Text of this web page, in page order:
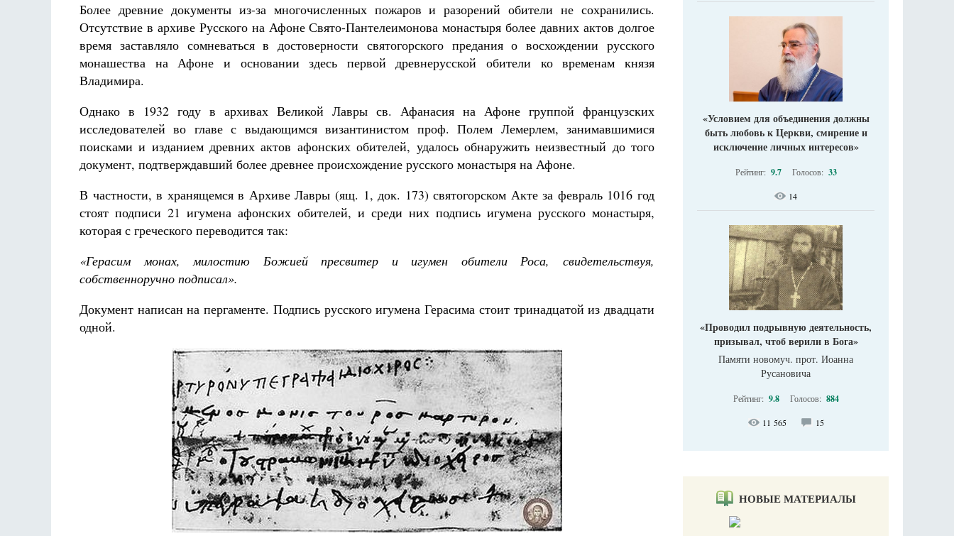
Более древние документы из-за многочисленных пожаров и разорений обители не сохранились.
Отсутствие в архиве Русского на Афоне Свято-Пантелеимонова монастыря более давних актов долгое
время заставляло сомневаться в достоверности святогорского предания о восхождении русского
монашества на Афоне и основании здесь первой древнерусской обители ко временам князя
Владимира.
Однако в 1932 году в архивах Великой Лавры св. Афанасия на Афоне группой французских
исследователей во главе с выдающимся византинистом проф. Полем Лемерлем, занимавшимися
поисками и изданием древних актов афонских обителей, удалось обнаружить неизвестный до того
документ, подтверждавший более древнее происхождение русского монастыря на Афоне.
В частности, в хранящемся в Архиве Лавры (ящ. 1, док. 173) святогорском Акте за февраль 1016 год
стоят подписи 21 игумена афонских обителей, и среди них подпись игумена русского монастыря,
которая с греческого переводится так:
«Герасим монах, милостию Божией пресвитер и игумен обители Роса, свидетельствуя,
собственноручно подписал».
Документ написан на пергаменте. Подпись русского игумена Герасима стоит тринадцатой из двадцати
одной.
«Условием для объединения должны
быть любовь к Церкви, смирение и
исключение личных интересов»
Рейтинг: 9.7 Голосов: 33
14
«Проводил подрывную деятельность,
призывал, чтоб верили в Бога»
Памяти новомуч. прот. Иоанна
Русановича
Рейтинг: 9.8 Голосов: 884
11 565 15
НОВЫЕ МАТЕРИАЛЫ